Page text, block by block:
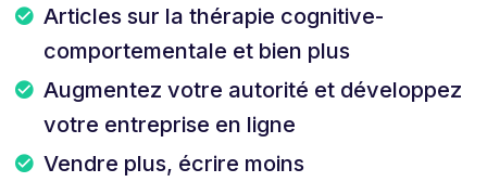
Articles sur la thérapie cognitive-
comportementale et bien plus
Augmentez votre autorité et développez
votre entreprise en ligne
Vendre plus, écrire moins